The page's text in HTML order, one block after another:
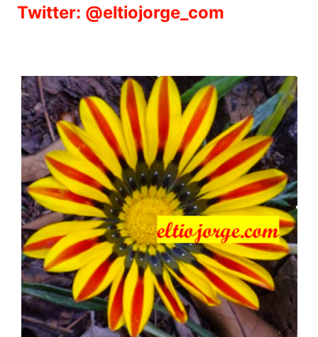
Twitter: @eltiojorge_com